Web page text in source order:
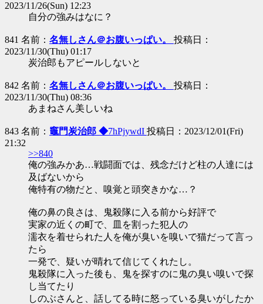
2023/11/26(Sun) 12:23
自分の強みはなに？
841 名前： 名無しさん＠お腹いっぱい。 投稿日：
2023/11/30(Thu) 01:17
炭治郎もアピールしないと
842 名前： 名無しさん＠お腹いっぱい。 投稿日：
2023/11/30(Thu) 08:36
あまねさん美しいね
843 名前： 竈門炭治郎 ◆7hPjywdI 投稿日：2023/12/01(Fri)
21:32
>>840
俺の強みかあ…戦闘面では、残念だけど柱の人達には
及ばないから
俺特有の物だと、嗅覚と頭突きかな…？
俺の鼻の良さは、鬼殺隊に入る前から好評で
実家の近くの町で、皿を割った犯人の
濡衣を着せられた人を俺が臭いを嗅いで猫だって言っ
たら
一発で、疑いが晴れて信じてくれたし。
鬼殺隊に入った後も、鬼を探すのに鬼の臭い嗅いで探
し当てたり
しのぶさんと、話してる時に怒っている臭いがしたか